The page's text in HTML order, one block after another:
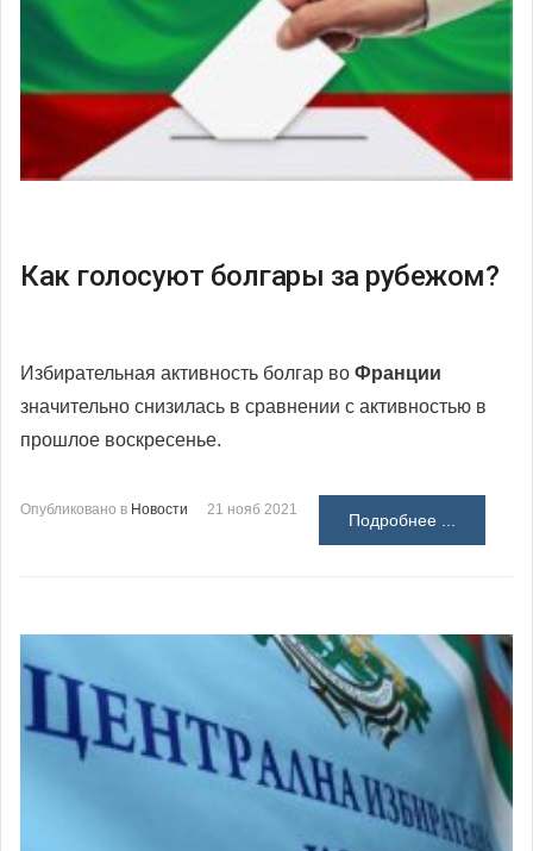
Как голосуют болгары за рубежом?
Избирательная активность болгар во Франции
значительно снизилась в сравнении с активностью в
прошлое воскресенье.
Опубликовано в Новости 21 нояб 2021
Подробнее ...